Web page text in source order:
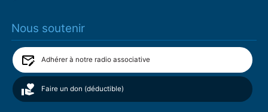
Nous soutenir
Adhérer à notre radio associative
Faire un don (déductible)